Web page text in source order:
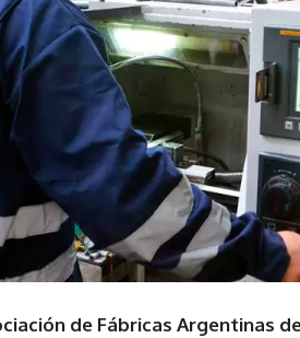
de Fábricas Argentinas